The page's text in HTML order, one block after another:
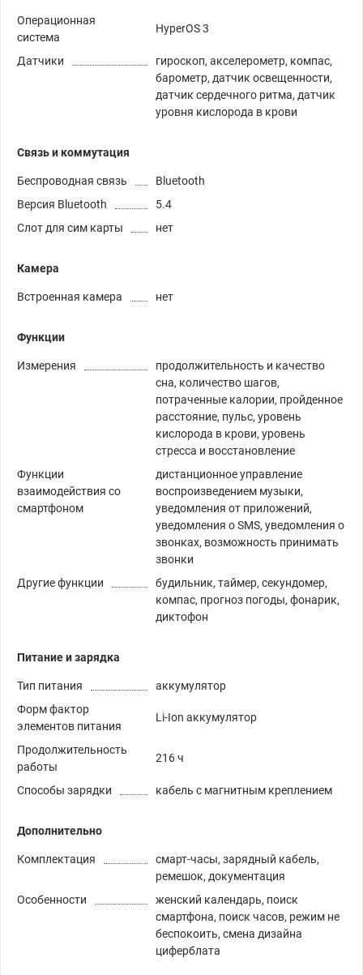
Операционная
система
HyperOS 3
Датчики
гироскоп, акселерометр, компас,
барометр, датчик освещенности,
датчик сердечного ритма, датчик
уровня кислорода в крови
Связь и коммутация
Беспроводная связь
Bluetooth
Версия Bluetooth
5.4
Слот для сим карты
нет
Камера
Встроенная камера нет
Функции
Измерения
продолжительность и качество
сна, количество шагов,
потраченные калории, пройденное
расстояние, пульс, уровень
кислорода в крови, уровень
стресса и восстановление
Функции
взаимодействия со
смартфоном
дистанционное управление
воспроизведением музыки,
уведомления от приложений,
уведомления о SMS, уведомления о
звонках, возможность принимать
звонки
Другие функции
будильник, таймер, секундомер,
компас, прогноз погоды, фонарик,
диктофон
Питание и зарядка
Тип питания
аккумулятор
Форм фактор
элементов питания
Li-Ion аккумулятор
Продолжительность
работы
216 ч
Способы зарядки кабель с магнитным креплением
Дополнительно
Комплектация
смарт-часы, зарядный кабель,
ремешок, документация
Особенности
женский календарь, поиск
смартфона, поиск часов, режим не
беспокоить, смена дизайна
циферблата